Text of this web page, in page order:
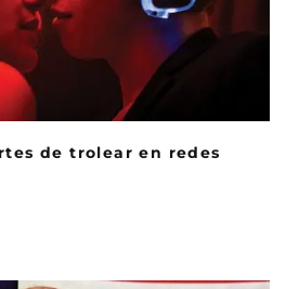
de trolear en redes